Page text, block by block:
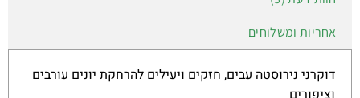
אחריות ומשלוחים
דוקרני נירוסטה עבים, חזקים ויעילים להרחקת יונים עורבים